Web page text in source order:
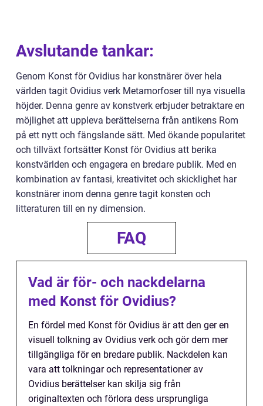
Avslutande tankar:
Genom Konst för Ovidius har konstnärer över hela
världen tagit Ovidius verk Metamorfoser till nya visuella
höjder. Denna genre av konstverk erbjuder betraktare en
möjlighet att uppleva berättelserna från antikens Rom
på ett nytt och fängslande sätt. Med ökande popularitet
och tillväxt fortsätter Konst för Ovidius att berika
konstvärlden och engagera en bredare publik. Med en
kombination av fantasi, kreativitet och skicklighet har
konstnärer inom denna genre tagit konsten och
litteraturen till en ny dimension.
FAQ
Vad är för- och nackdelarna
med Konst för Ovidius?
En fördel med Konst för Ovidius är att den ger en
visuell tolkning av Ovidius verk och gör dem mer
tillgängliga för en bredare publik. Nackdelen kan
vara att tolkningar och representationer av
Ovidius berättelser kan skilja sig från
originaltexten och förlora dess ursprungliga